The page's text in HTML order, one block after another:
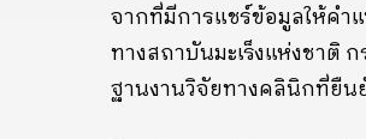
จากที่มีการแชร์ข้อมูลให้คำแ
ทางสถาบันมะเร็งแห่งชาติ
ฐานงานวิจัยทางคลินิกที่ยืน